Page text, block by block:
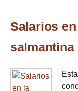
Salarios
salmantina